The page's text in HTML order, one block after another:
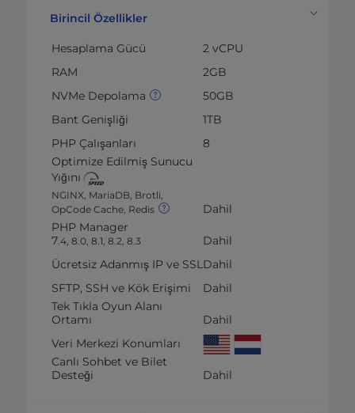
Birincil Özellikler
Hesaplama Gücü
2 vCPU
RAM
2GB
NVMe Depolama
50GB
Bant Genişliği
1TB
PHP Çalışanları
8
Optimize Edilmiş Sunucu
Yığını
NGINX, MariaDB, Brotli,
OpCode Cache, Redis
Dahil
PHP Manager
7.4, 8.0, 8.1, 8.2, 8.3
Dahil
Ücretsiz Adanmış IP ve SSLDahil
SFTP, SSH ve Kök Erişimi
Dahil
Tek Tıkla Oyun Alanı
Ortamı
Dahil
Veri Merkezi Konumları
Canlı Sohbet ve Bilet
Desteği
Dahil